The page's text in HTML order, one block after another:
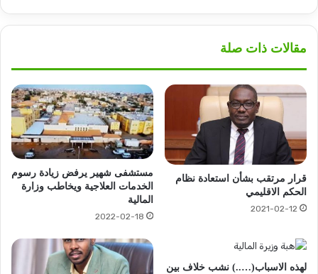
مقالات ذات صلة
قرار مرتقب بشأن استعادة نظام
الحكم الاقليمي
2021-02-12
مستشفى شهير يرفض زيادة رسوم
الخدمات العلاجية ويخاطب وزارة
المالية
2022-02-18
لهذه الاسباب(…..) نشب خلاف بين